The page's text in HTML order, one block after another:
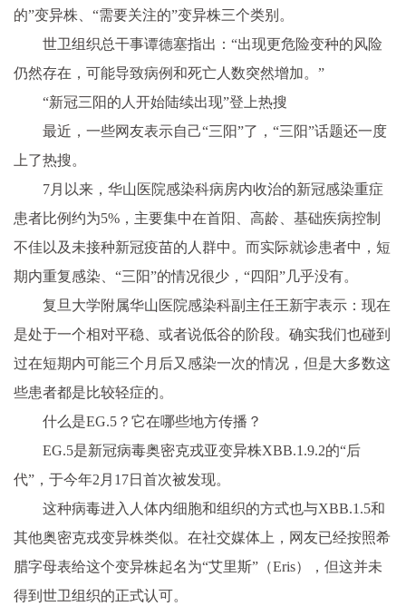
的”变异株、“需要关注的”变异株三个类别。
世卫组织总干事谭德塞指出：“出现更危险变种的风险
仍然存在，可能导致病例和死亡人数突然增加。”
“新冠三阳的人开始陆续出现”登上热搜
最近，一些网友表示自己“三阳”了，“三阳”话题还一度
上了热搜。
7月以来，华山医院感染科病房内收治的新冠感染重症
患者比例约为5%，主要集中在首阳、高龄、基础疾病控制
不佳以及未接种新冠疫苗的人群中。而实际就诊患者中，短
期内重复感染、“三阳”的情况很少，“四阳”几乎没有。
复旦大学附属华山医院感染科副主任王新宇表示：现在
是处于一个相对平稳、或者说低谷的阶段。确实我们也碰到
过在短期内可能三个月后又感染一次的情况，但是大多数这
些患者都是比较轻症的。
什么是EG.5？它在哪些地方传播？
EG.5是新冠病毒奥密克戎亚变异株XBB.1.9.2的“后
代”，于今年2月17日首次被发现。
这种病毒进入人体内细胞和组织的方式也与XBB.1.5和
其他奥密克戎变异株类似。在社交媒体上，网友已经按照希
腊字母表给这个变异株起名为“艾里斯”（Eris），但这并未
得到世卫组织的正式认可。